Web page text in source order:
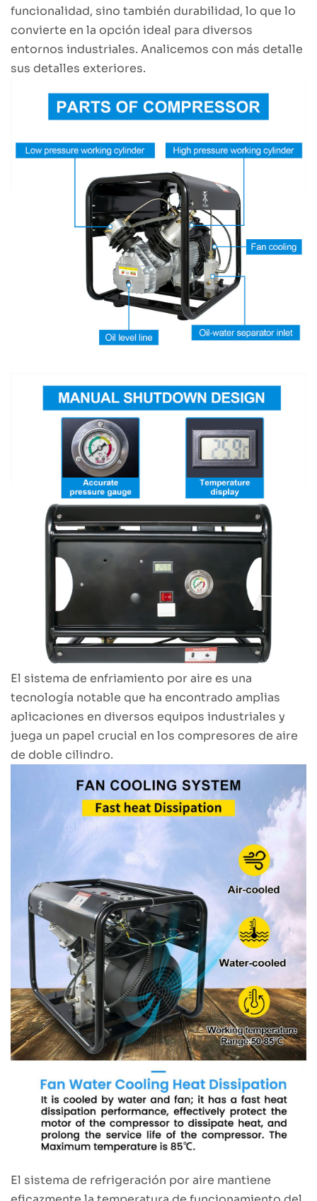
funcionalidad, sino también durabilidad, lo que lo
convierte en la opción ideal para diversos
entornos industriales. Analicemos con más detalle
sus detalles exteriores.
El sistema de enfriamiento por aire es una
tecnología notable que ha encontrado amplias
aplicaciones en diversos equipos industriales y
juega un papel crucial en los compresores de aire
de doble cilindro.
El sistema de refrigeración por aire mantiene